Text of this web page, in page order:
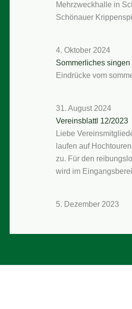
Mehrzweckhalle in
Schönauer
4. Oktober 2024
Sommerliches
Eindrücke vom
31. August 2024
Vereinsblattl 12/2023
Liebe
laufen auf
zu. Für den
wird im
5. Dezember 2023